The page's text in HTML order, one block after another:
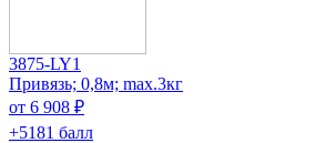
3875-LY1
Привязь; 0,8м; max.3кг
от 6 908 ₽
+5181 балл